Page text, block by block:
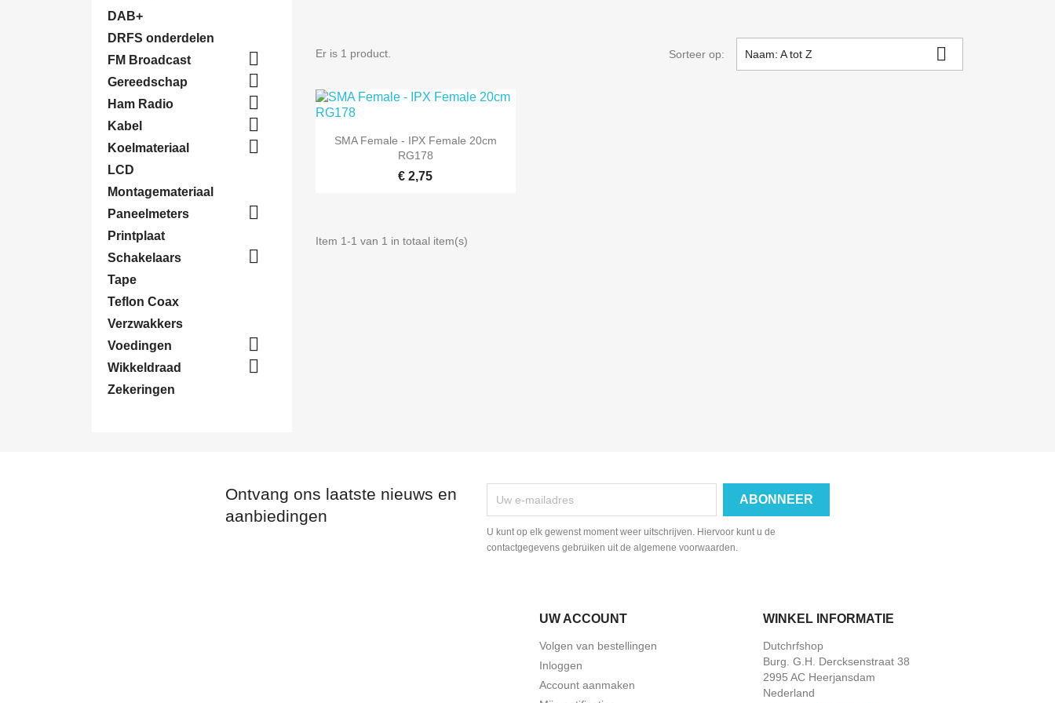
DAB+
DRFS onderdelen
FM Broadcast

Gereedschap 
Ham Radio 
Kabel 
Koelmateriaal 
LCD
Montagemateriaal
Paneelmeters

Printplaat
Schakelaars

Tape
Teflon Coax
Verzwakkers
Voedingen

Wikkeldraad 
Zekeringen
Er is 1 product. Sorteer op: Naam: A tot Z 
 Snel bekijken
SMA Female - IPX Female 20cm
RG178
€ 2,75
Item 1-1 van 1 in totaal item(s)
Ontvang ons laatste nieuws en
aanbiedingen
U kunt op elk gewenst moment weer uitschrijven. Hiervoor kunt u de
contactgegevens gebruiken uit de algemene voorwaarden.
UW ACCOUNT
Volgen van bestellingen
Inloggen
Account aanmaken
WINKEL INFORMATIE
Dutchrfshop
Burg. G.H. Dercksenstraat 38
2995 AC Heerjansdam
Nederland